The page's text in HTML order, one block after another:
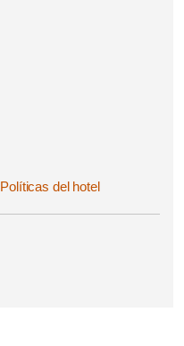
Políticas del hotel